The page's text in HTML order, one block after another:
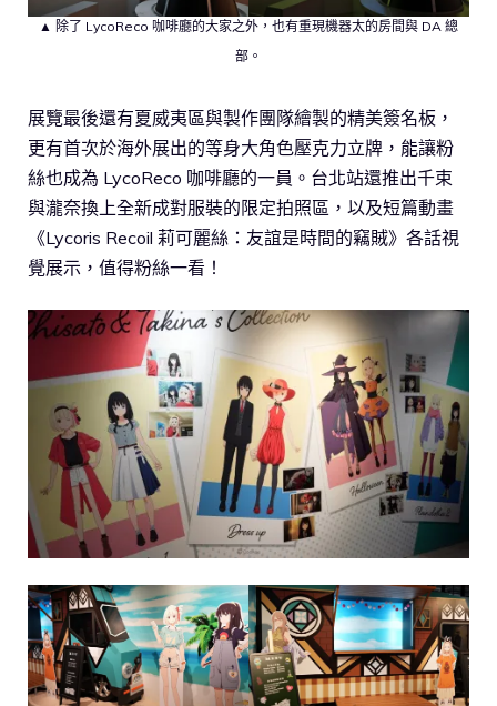
▲ 除了 LycoReco 咖啡廳的大家之外，也有重現機器太的房間與 DA 總
部。
展覽最後還有夏威夷區與製作團隊繪製的精美簽名板，
更有首次於海外展出的等身大角色壓克力立牌，能讓粉
絲也成為 LycoReco 咖啡廳的一員。台北站還推出千束
與瀧奈換上全新成對服裝的限定拍照區，以及短篇動畫
《Lycoris Recoil 莉可麗絲：友誼是時間的竊賊》各話視
覺展示，值得粉絲一看！